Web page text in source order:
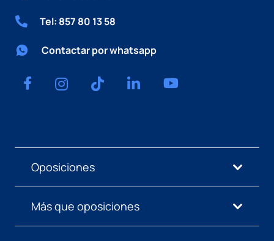
Tel: 857 80 13 58
Contactar por whatsapp
Oposiciones
Más que oposiciones